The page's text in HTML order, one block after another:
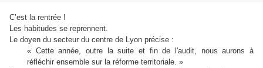
C’est la rentrée !
Les habitudes se reprennent.
Le doyen du secteur du centre de Lyon précise :
« Cette année, outre la suite et fin de l'audit, nous aurons à
réfléchir ensemble sur la réforme territoriale. »